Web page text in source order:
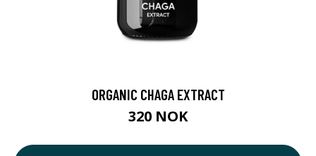
ORGANIC CHAGA EXTRACT
320 NOK